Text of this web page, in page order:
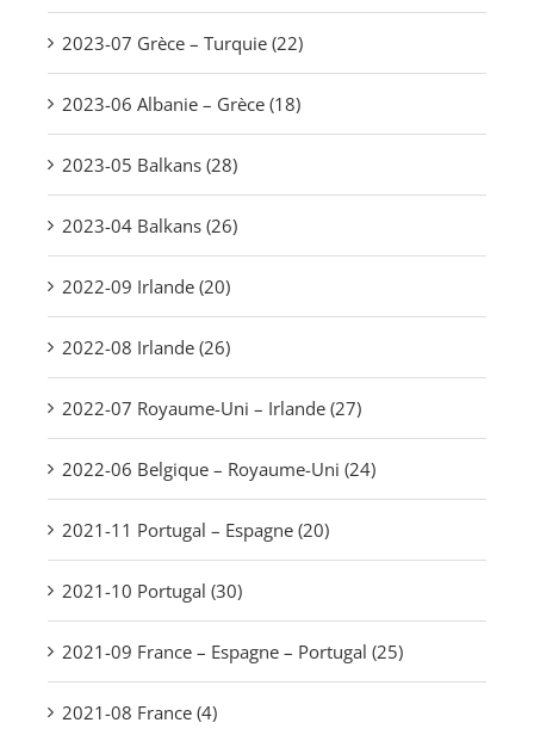
2023-07 Grèce – Turquie (22)
2023-06 Albanie – Grèce (18)
2023-05 Balkans (28)
2023-04 Balkans (26)
2022-09 Irlande (20)
2022-08 Irlande (26)
2022-07 Royaume-Uni – Irlande (27)
2022-06 Belgique – Royaume-Uni (24)
2021-11 Portugal – Espagne (20)
2021-10 Portugal (30)
2021-09 France – Espagne – Portugal (25)
2021-08 France (4)